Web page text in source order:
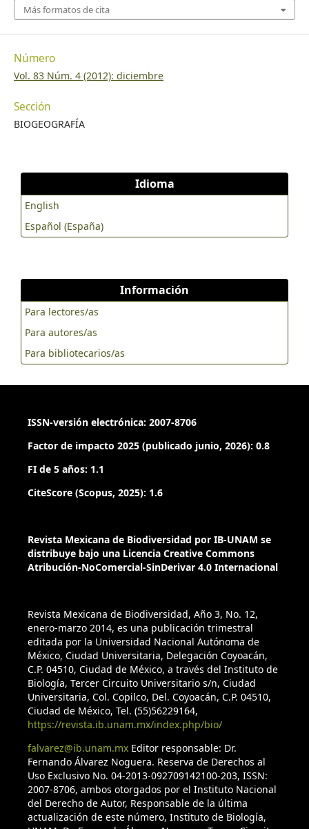
Más formatos de cita
Número
Vol. 83 Núm. 4 (2012): diciembre
Sección
BIOGEOGRAFÍA
Idioma
English
Español (España)
Información
Para lectores/as
Para autores/as
Para bibliotecarios/as
ISSN-versión electrónica: 2007-8706
Factor de impacto 2025 (publicado junio, 2026): 0.8
FI de 5 años: 1.1
CiteScore (Scopus, 2025): 1.6
Revista Mexicana de Biodiversidad por IB-UNAM se
distribuye bajo una Licencia Creative Commons
Atribución-NoComercial-SinDerivar 4.0 Internacional
Revista Mexicana de Biodiversidad, Año 3, No. 12,
enero-marzo 2014, es una publicación trimestral
editada por la Universidad Nacional Autónoma de
México, Ciudad Universitaria, Delegación Coyoacán,
C.P. 04510, Ciudad de México, a través del Instituto de
Biología, Tercer Circuito Universitario s/n, Ciudad
Universitaria, Col. Copilco, Del. Coyoacán, C.P. 04510,
Ciudad de México, Tel. (55)56229164,
https://revista.ib.unam.mx/index.php/bio/
falvarez@ib.unam.mxEditor responsable: Dr.
Fernando Álvarez Noguera. Reserva de Derechos al
Uso Exclusivo No. 04-2013-092709142100-203, ISSN:
2007-8706, ambos otorgados por el Instituto Nacional
del Derecho de Autor, Responsable de la última
actualización de este número, Instituto de Biología,